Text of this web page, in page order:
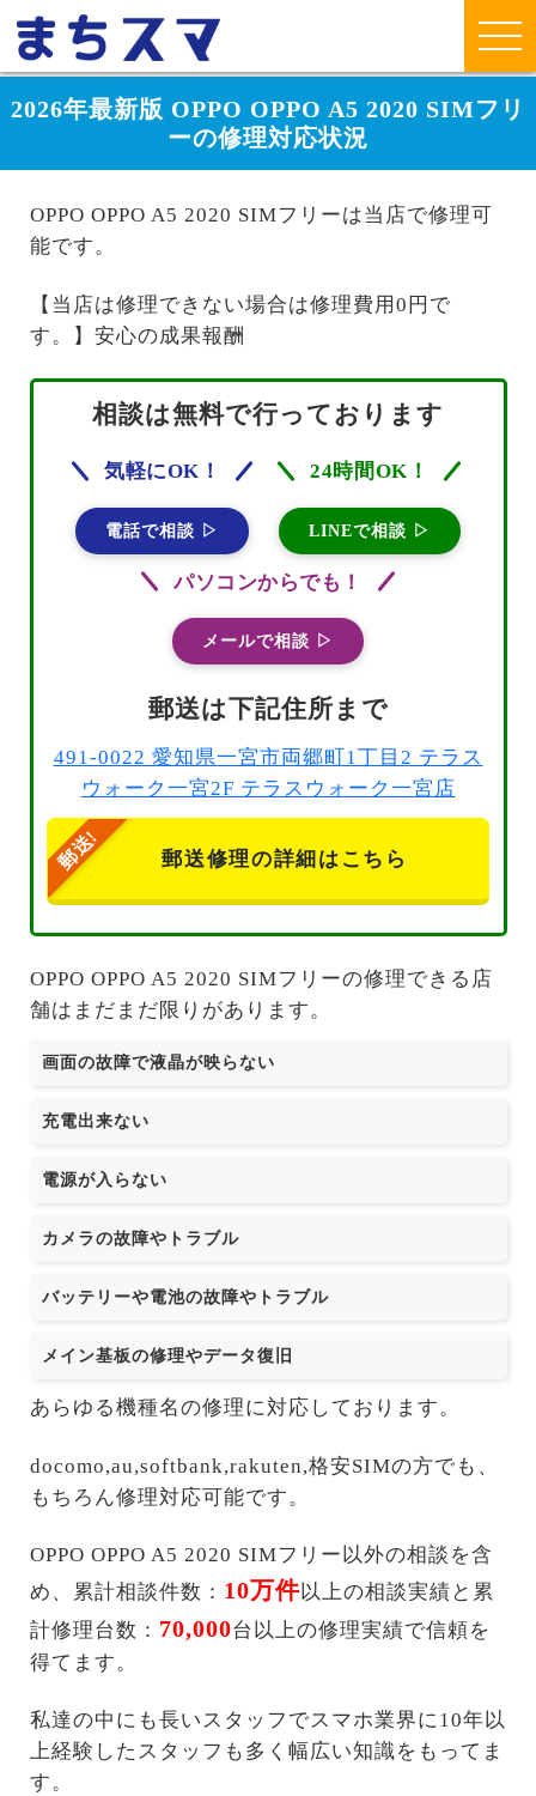
2026年最新版 OPPO OPPO A5 2020 SIMフリ
ーの修理対応状況
OPPO OPPO A5 2020 SIMフリーは当店で修理可
能です。
【当店は修理できない場合は修理費用0円で
す。】安心の成果報酬
相談は無料で行っております
気軽にOK！
電話で相談 ▷
24時間OK！
LINEで相談 ▷
パソコンからでも！
メールで相談 ▷
郵送は下記住所まで
491-0022 愛知県一宮市両郷町1丁目2 テラス
ウォーク一宮2F テラスウォーク一宮店
郵送修理の詳細はこちら
OPPO OPPO A5 2020 SIMフリーの修理できる店
舗はまだまだ限りがあります。
画面の故障で液晶が映らない
充電出来ない
電源が入らない
カメラの故障やトラブル
バッテリーや電池の故障やトラブル
メイン基板の修理やデータ復旧
あらゆる機種名の修理に対応しております。
docomo,au,softbank,rakuten,格安SIMの方でも、
もちろん修理対応可能です。
OPPO OPPO A5 2020 SIMフリー以外の相談を含
め、累計相談件数： 10万件以上の相談実績と累
計修理台数： 70,000台以上の修理実績で信頼を
得てます。
私達の中にも長いスタッフでスマホ業界に10年以
上経験したスタッフも多く幅広い知識をもってま
す。